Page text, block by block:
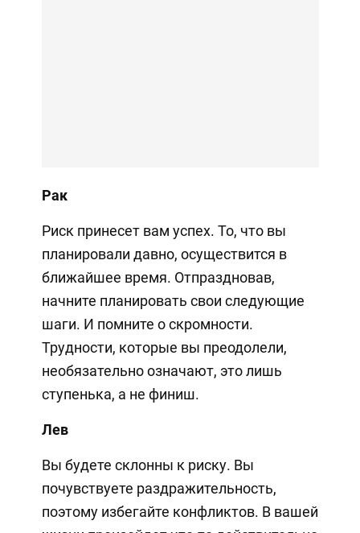
Рак
Риск принесет вам успех. То, что вы
планировали давно, осуществится в
ближайшее время. Отпраздновав,
начните планировать свои следующие
шаги. И помните о скромности.
Трудности, которые вы преодолели,
необязательно означают, это лишь
ступенька, а не финиш.
Лев
Вы будете склонны к риску. Вы
почувствуете раздражительность,
поэтому избегайте конфликтов. В вашей